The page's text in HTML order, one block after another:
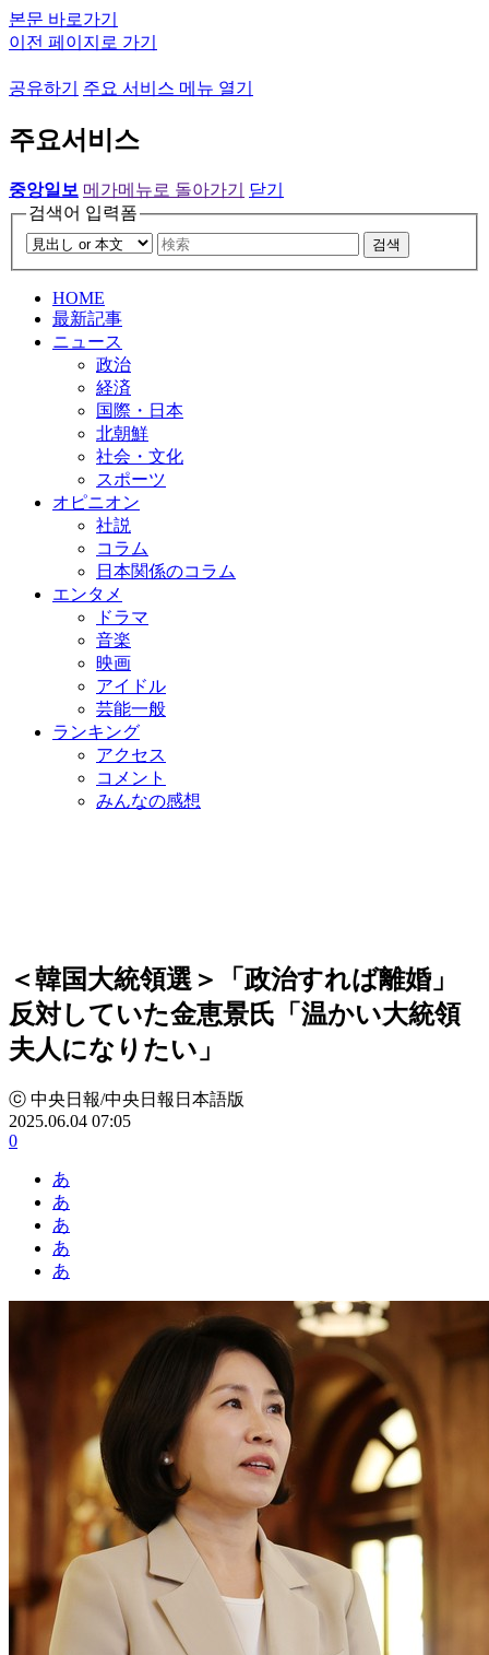
본문 바로가기
이전 페이지로 가기
공유하기 주요 서비스 메뉴 열기
주요서비스
중앙일보 메가메뉴로 돌아가기
닫기
검색어 입력폼
검색
HOME
最新記事
ニュース
政治
経済
国際・日本
北朝鮮
社会・文化
スポーツ
オピニオン
社説
コラム
日本関係のコラム
エンタメ
ドラマ
音楽
映画
アイドル
芸能一般
ランキング
アクセス
コメント
みんなの感想
＜韓国大統領選＞「政治すれば離婚」
反対していた金恵景氏「温かい大統領
夫人になりたい」
ⓒ 中央日報/中央日報日本語版
2025.06.04 07:05
0
あ
あ
あ
あ
あ